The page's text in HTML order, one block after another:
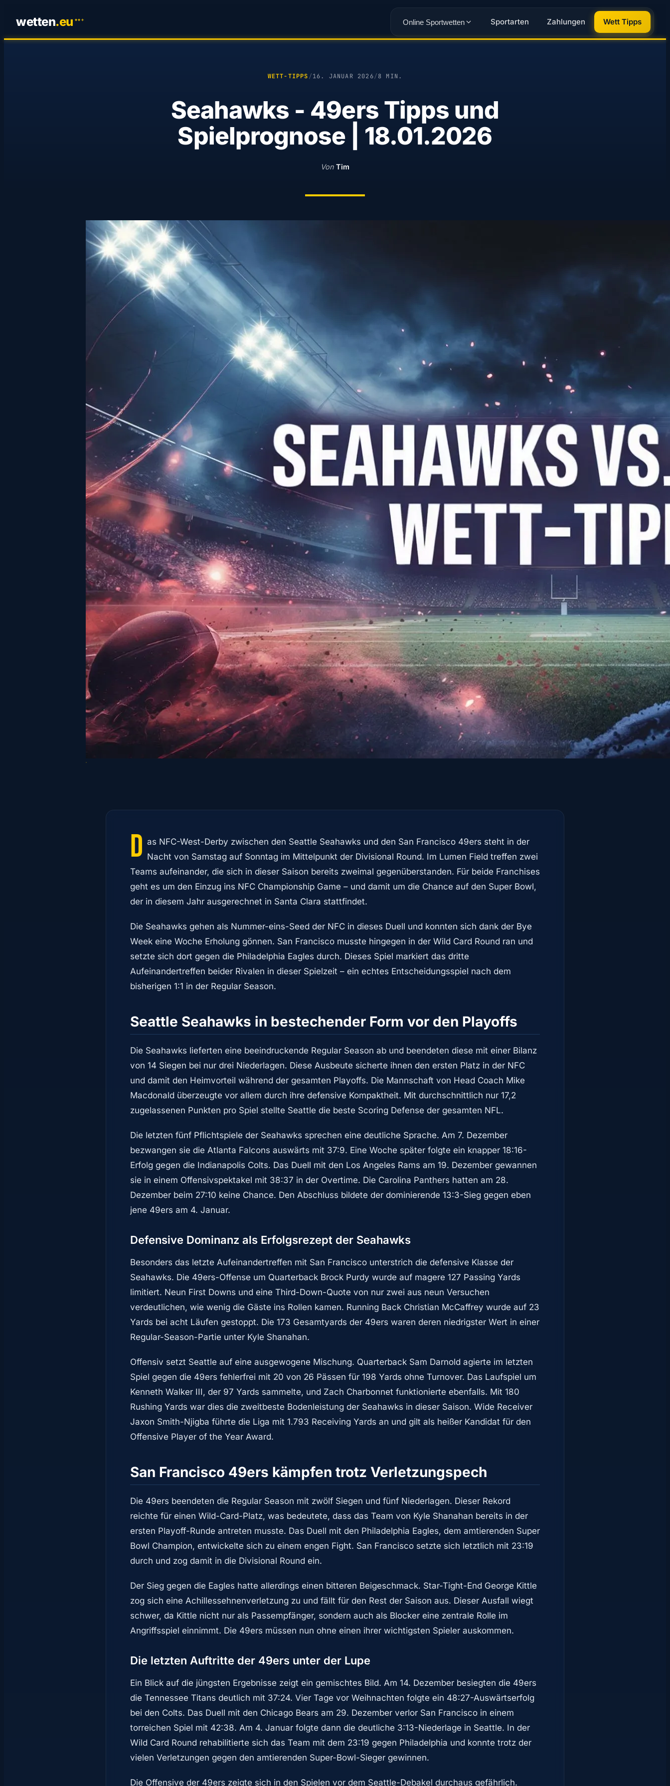
wetten.eu ✦✦ ✦ Online Sportwetten Sportarten Zahlungen Wett Tipps
WETT-TIPPS/16. JANUAR 2026/8 MIN.
Seahawks - 49ers Tipps und
Spielprognose | 18.01.2026
Von Tim
D as NFC-West-Derby zwischen den Seattle Seahawks und den San Francisco 49ers steht in der
Nacht von Samstag auf Sonntag im Mittelpunkt der Divisional Round. Im Lumen Field treffen zwei
Teams aufeinander, die sich in dieser Saison bereits zweimal gegenüberstanden. Für beide Franchises
geht es um den Einzug ins NFC Championship Game – und damit um die Chance auf den Super Bowl,
der in diesem Jahr ausgerechnet in Santa Clara stattfindet.
Die Seahawks gehen als Nummer-eins-Seed der NFC in dieses Duell und konnten sich dank der Bye
Week eine Woche Erholung gönnen. San Francisco musste hingegen in der Wild Card Round ran und
setzte sich dort gegen die Philadelphia Eagles durch. Dieses Spiel markiert das dritte
Aufeinandertreffen beider Rivalen in dieser Spielzeit – ein echtes Entscheidungsspiel nach dem
bisherigen 1:1 in der Regular Season.
Seattle Seahawks in bestechender Form vor den Playoffs
Die Seahawks lieferten eine beeindruckende Regular Season ab und beendeten diese mit einer Bilanz
von 14 Siegen bei nur drei Niederlagen. Diese Ausbeute sicherte ihnen den ersten Platz in der NFC
und damit den Heimvorteil während der gesamten Playoffs. Die Mannschaft von Head Coach Mike
Macdonald überzeugte vor allem durch ihre defensive Kompaktheit. Mit durchschnittlich nur 17,2
zugelassenen Punkten pro Spiel stellte Seattle die beste Scoring Defense der gesamten NFL.
Die letzten fünf Pflichtspiele der Seahawks sprechen eine deutliche Sprache. Am 7. Dezember
bezwangen sie die Atlanta Falcons auswärts mit 37:9. Eine Woche später folgte ein knapper 18:16-
Erfolg gegen die Indianapolis Colts. Das Duell mit den Los Angeles Rams am 19. Dezember gewannen
sie in einem Offensivspektakel mit 38:37 in der Overtime. Die Carolina Panthers hatten am 28.
Dezember beim 27:10 keine Chance. Den Abschluss bildete der dominierende 13:3-Sieg gegen eben
jene 49ers am 4. Januar.
Defensive Dominanz als Erfolgsrezept der Seahawks
Besonders das letzte Aufeinandertreffen mit San Francisco unterstrich die defensive Klasse der
Seahawks. Die 49ers-Offense um Quarterback Brock Purdy wurde auf magere 127 Passing Yards
limitiert. Neun First Downs und eine Third-Down-Quote von nur zwei aus neun Versuchen
verdeutlichen, wie wenig die Gäste ins Rollen kamen. Running Back Christian McCaffrey wurde auf 23
Yards bei acht Läufen gestoppt. Die 173 Gesamtyards der 49ers waren deren niedrigster Wert in einer
Regular-Season-Partie unter Kyle Shanahan.
Offensiv setzt Seattle auf eine ausgewogene Mischung. Quarterback Sam Darnold agierte im letzten
Spiel gegen die 49ers fehlerfrei mit 20 von 26 Pässen für 198 Yards ohne Turnover. Das Laufspiel um
Kenneth Walker III, der 97 Yards sammelte, und Zach Charbonnet funktionierte ebenfalls. Mit 180
Rushing Yards war dies die zweitbeste Bodenleistung der Seahawks in dieser Saison. Wide Receiver
Jaxon Smith-Njigba führte die Liga mit 1.793 Receiving Yards an und gilt als heißer Kandidat für den
Offensive Player of the Year Award.
San Francisco 49ers kämpfen trotz Verletzungspech
Die 49ers beendeten die Regular Season mit zwölf Siegen und fünf Niederlagen. Dieser Rekord
reichte für einen Wild-Card-Platz, was bedeutete, dass das Team von Kyle Shanahan bereits in der
ersten Playoff-Runde antreten musste. Das Duell mit den Philadelphia Eagles, dem amtierenden Super
Bowl Champion, entwickelte sich zu einem engen Fight. San Francisco setzte sich letztlich mit 23:19
durch und zog damit in die Divisional Round ein.
Der Sieg gegen die Eagles hatte allerdings einen bitteren Beigeschmack. Star-Tight-End George Kittle
zog sich eine Achillessehnenverletzung zu und fällt für den Rest der Saison aus. Dieser Ausfall wiegt
schwer, da Kittle nicht nur als Passempfänger, sondern auch als Blocker eine zentrale Rolle im
Angriffsspiel einnimmt. Die 49ers müssen nun ohne einen ihrer wichtigsten Spieler auskommen.
Die letzten Auftritte der 49ers unter der Lupe
Ein Blick auf die jüngsten Ergebnisse zeigt ein gemischtes Bild. Am 14. Dezember besiegten die 49ers
die Tennessee Titans deutlich mit 37:24. Vier Tage vor Weihnachten folgte ein 48:27-Auswärtserfolg
bei den Colts. Das Duell mit den Chicago Bears am 29. Dezember verlor San Francisco in einem
torreichen Spiel mit 42:38. Am 4. Januar folgte dann die deutliche 3:13-Niederlage in Seattle. In der
Wild Card Round rehabilitierte sich das Team mit dem 23:19 gegen Philadelphia und konnte trotz der
vielen Verletzungen gegen den amtierenden Super-Bowl-Sieger gewinnen.
Die Offensive der 49ers zeigte sich in den Spielen vor dem Seattle-Debakel durchaus gefährlich.